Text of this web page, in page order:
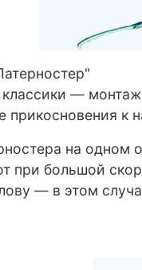
—
к
на
при большой
— в этом